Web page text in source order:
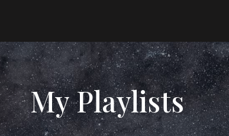
My Playlists